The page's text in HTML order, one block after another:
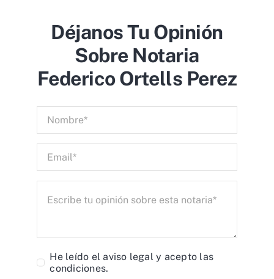
Déjanos Tu Opinión
Sobre Notaria
Federico Ortells Perez
He leído elaviso legal y acepto las
condiciones.